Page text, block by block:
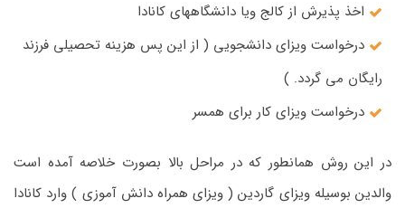
اخذ پذیرش از کالج ویا دانشگاههای کانادا
درخواست ویزای دانشجویی ( از این پس هزینه تحصیلی فرزند
رایگان می گردد. )
درخواست ویزای کار برای همسر
در این روش همانطور که در مراحل بالا بصورت خلاصه آمده است
والدین بوسیله ویزای گاردین ( ویزای همراه دانش آموزی ) وارد کانادا